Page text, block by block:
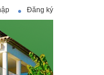
Đăng ký